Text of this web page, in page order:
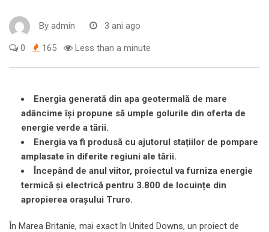
By admin 3 ani ago
0 165 Less than a minute
Energia generată din apa geotermală de mare
adâncime își propune să umple golurile din oferta de
energie verde a tării.
Energia va fi produsă cu ajutorul stațiilor de pompare
amplasate în diferite regiuni ale tării.
Începând de anul viitor, proiectul va furniza energie
termică și electrică pentru 3.800 de locuințe din
apropierea orașului Truro.
În Marea Britanie, mai exact în United Downs, un proiect de